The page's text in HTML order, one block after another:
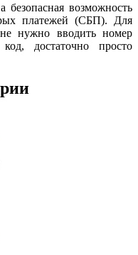
безопасная возможность
платежей (СБП). Для
нужно вводить номер
достаточно просто